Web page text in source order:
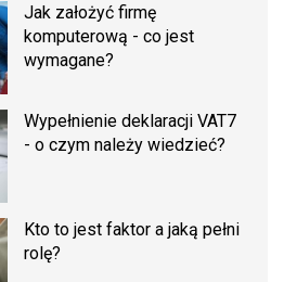
Jak założyć firmę
komputerową - co jest
wymagane?
Wypełnienie deklaracji VAT7
- o czym należy wiedzieć?
Kto to jest faktor a jaką pełni
rolę?